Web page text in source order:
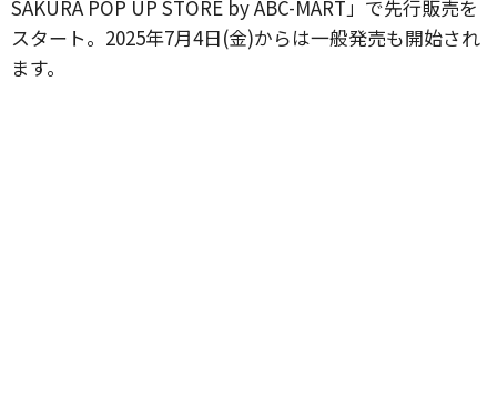
SAKURA POP UP STORE by ABC-MART」で先行販売を
スタート。2025年7月4日(金)からは一般発売も開始され
ます。